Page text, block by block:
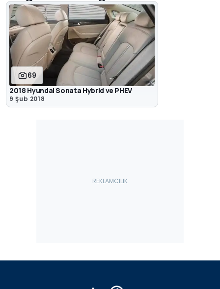
69
2018 Hyundai Sonata Hybrid ve PHEV
9 Şub 2018